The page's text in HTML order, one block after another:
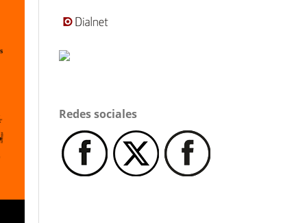
Redes sociales